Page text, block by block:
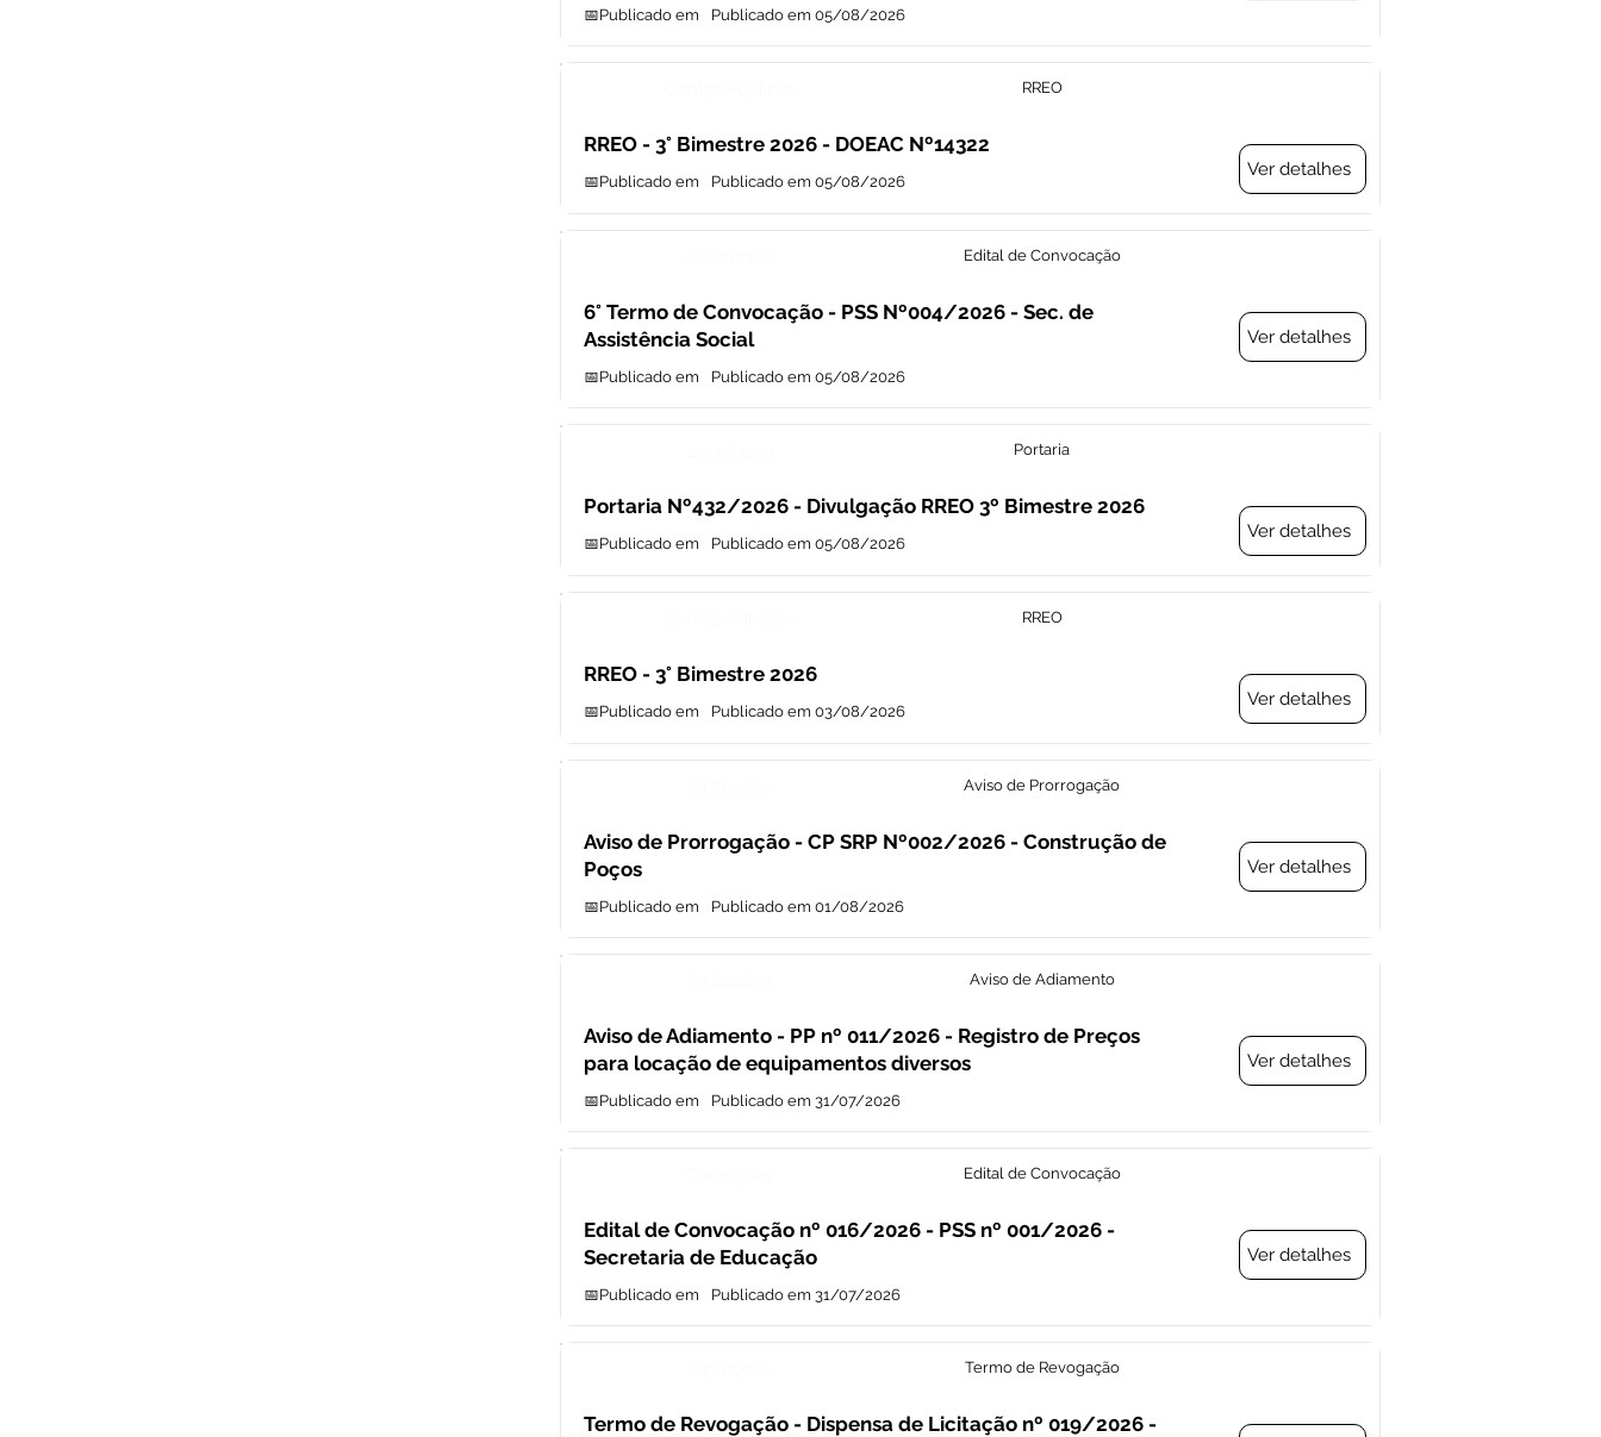
📅Publicado em Publicado em 05/08/2026
RREO
RREO - 3° Bimestre 2026 - DOEAC Nº14322
📅Publicado em Publicado em 05/08/2026
Ver detalhes
Edital de Convocação
6° Termo de Convocação - PSS Nº004/2026 - Sec. de
Assistência Social
📅Publicado em Publicado em 05/08/2026
Ver detalhes
Portaria
Portaria Nº432/2026 - Divulgação RREO 3º Bimestre 2026
📅Publicado em Publicado em 05/08/2026
Ver detalhes
RREO
RREO - 3° Bimestre 2026
📅Publicado em Publicado em 03/08/2026
Ver detalhes
Aviso de Prorrogação
Aviso de Prorrogação - CP SRP Nº002/2026 - Construção de
Poços
📅Publicado em Publicado em 01/08/2026
Ver detalhes
Aviso de Adiamento
Aviso de Adiamento - PP nº 011/2026 - Registro de Preços
para locação de equipamentos diversos
📅Publicado em Publicado em 31/07/2026
Ver detalhes
Edital de Convocação
Edital de Convocação nº 016/2026 - PSS nº 001/2026 -
Secretaria de Educação
📅Publicado em Publicado em 31/07/2026
Ver detalhes
Termo de Revogação
Termo de Revogação - Dispensa de Licitação nº 019/2026 -